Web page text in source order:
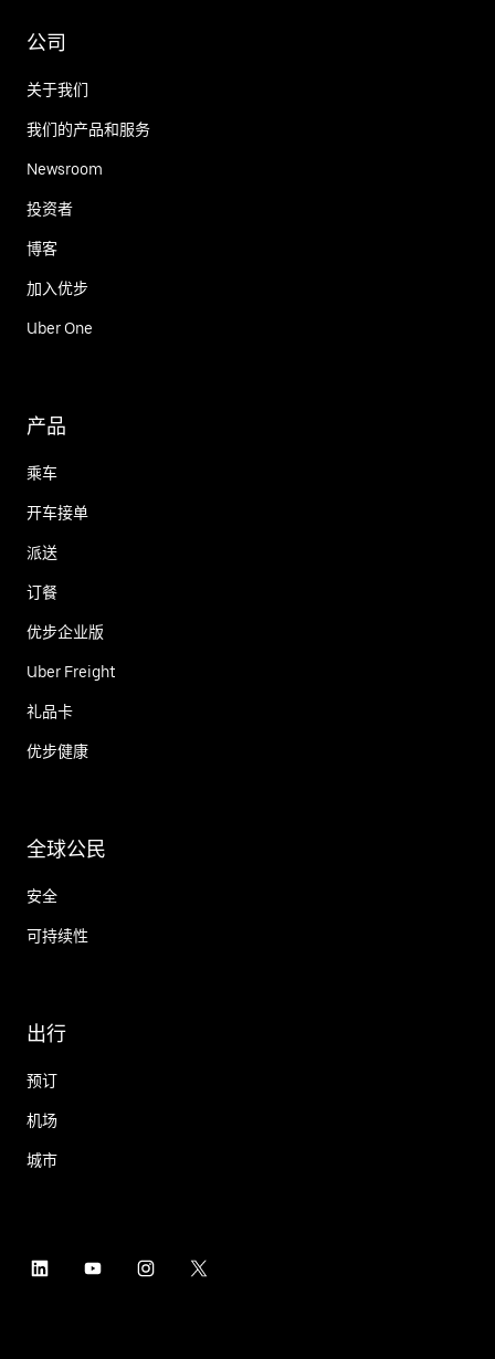
公司
关于我们
我们的产品和服务
Newsroom
投资者
博客
加入优步
Uber One
产品
乘车
开车接单
派送
订餐
优步企业版
Uber Freight
礼品卡
优步健康
全球公民
安全
可持续性
出行
预订
机场
城市